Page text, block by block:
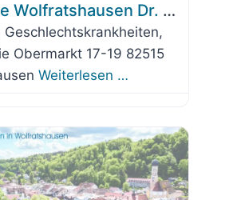
Hautärzte Wolfratshausen Dr. Mauerer + Kollegen
Obermarkt 17-19 82515
Weiterlesen …